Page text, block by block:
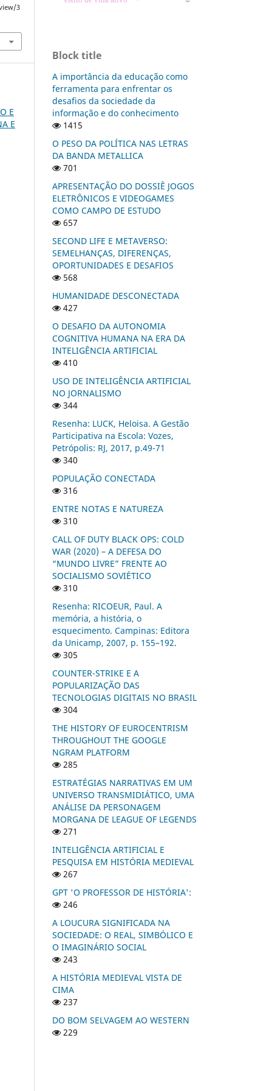
3
E
E
Block title
A importância da educação como
ferramenta para enfrentar os
desafios da sociedade da
informação e do conhecimento
1415
O PESO DA POLÍTICA NAS LETRAS
DA BANDA METALLICA
701
APRESENTAÇÃO DO DOSSIÊ JOGOS
ELETRÔNICOS E VIDEOGAMES
COMO CAMPO DE ESTUDO
657
SECOND LIFE E METAVERSO:
SEMELHANÇAS, DIFERENÇAS,
OPORTUNIDADES E DESAFIOS
568
HUMANIDADE DESCONECTADA
427
O DESAFIO DA AUTONOMIA
COGNITIVA HUMANA NA ERA DA
INTELIGÊNCIA ARTIFICIAL
410
USO DE INTELIGÊNCIA ARTIFICIAL
NO JORNALISMO
344
Resenha: LUCK, Heloisa. A Gestão
Participativa na Escola: Vozes,
Petrópolis: RJ, 2017, p.49-71
340
POPULAÇÃO CONECTADA
316
ENTRE NOTAS E NATUREZA
310
CALL OF DUTY BLACK OPS: COLD
WAR (2020) – A DEFESA DO
“MUNDO LIVRE” FRENTE AO
SOCIALISMO SOVIÉTICO
310
Resenha: RICOEUR, Paul. A
memória, a história, o
esquecimento. Campinas: Editora
da Unicamp, 2007, p. 155–192.
305
COUNTER-STRIKE E A
POPULARIZAÇÃO DAS
TECNOLOGIAS DIGITAIS NO BRASIL
304
THE HISTORY OF EUROCENTRISM
THROUGHOUT THE GOOGLE
NGRAM PLATFORM
285
ESTRATÉGIAS NARRATIVAS EM UM
UNIVERSO TRANSMIDIÁTICO, UMA
ANÁLISE DA PERSONAGEM
MORGANA DE LEAGUE OF LEGENDS
271
INTELIGÊNCIA ARTIFICIAL E
PESQUISA EM HISTÓRIA MEDIEVAL
267
GPT 'O PROFESSOR DE HISTÓRIA':
246
A LOUCURA SIGNIFICADA NA
SOCIEDADE: O REAL, SIMBÓLICO E
O IMAGINÁRIO SOCIAL
243
A HISTÓRIA MEDIEVAL VISTA DE
CIMA
237
DO BOM SELVAGEM AO WESTERN
229